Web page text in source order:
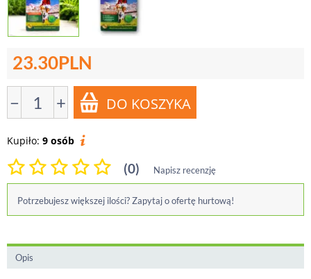
23.30PLN
− +
Kupiło: 9 osób
(0) Napisz recenzję
Potrzebujesz większej ilości? Zapytaj o ofertę hurtową!
Opis